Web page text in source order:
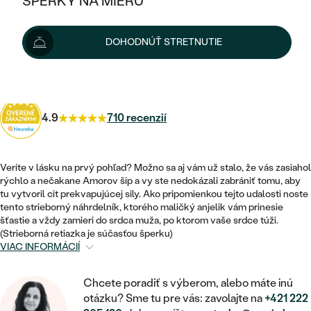
KOMBINOVANÉ ZLATO
PODĽA ŠTÝLU
BEZ KAMEŇA
VYKROJENÉ
VINTAGE
NETRADIČNÉ
TEPANÉ
POSTRANNÉ DRAHOKAMY
HALO
VINTAGE
OBRÚČOK
NETRADIČNÉ
ZOSTAVTE SI PRSTEŇ
ZAČAŤ S PRSTEŇOM
VÝPREDAJ
ŠPERKY ČO POMÁHAJÚ
PODĽA TYPU
NÁUŠNICE
PRSTENE
PRÍVESKY
NÁRAMKY
PÁNSKE ŠPERKY
PLATINOVÉ
NAPICHOVACIE
MINIMALISTICKÉ
VISIACE
SOLITÉR
V TVARE SRDCA
ZLATÉ
STRIEBORNÉ
PODĽA ŠTÝLU
SOLITÉR
NARODENIE DIEŤAŤA
PERSONALIZOVANÉ
MINIMALISTICKÉ
VÝPREDAJ
ZLATÉ
STRIEBORNÉ
PLATINOVÉ
PODĽA ŠTÝLU
ETERNITY
MINIMALISTICKÉ
DOHODNÚŤ STRETNUTIE
64 €s kódomSUN10 .
4.9 710 recenzií
Veríte v lásku na prvý pohľad? Možno sa aj vám už stalo, že vás zasiahol
rýchlo a nečakane Amorov šíp a vy ste nedokázali zabrániť tomu, aby
tu vytvoril cit prekvapujúcej sily. Ako pripomienkou tejto udalosti noste
tento strieborný náhrdelník, ktorého maličký anjelik vám prinesie
šťastie a vždy zamieri do srdca muža, po ktorom vaše srdce túži.
(Strieborná retiazka je súčasťou šperku)
VIAC INFORMÁCIÍ
Chcete poradiť s výberom, alebo máte inú
otázku? Sme tu pre vás: zavolajte na+421 222